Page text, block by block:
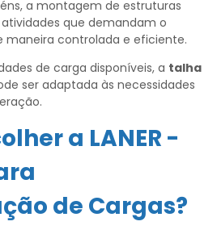
a montagem de estruturas
que demandam o
maneira controlada e eficiente.
de carga disponíveis, a talha
ser adaptada às necessidades
a LANER -
de Cargas?